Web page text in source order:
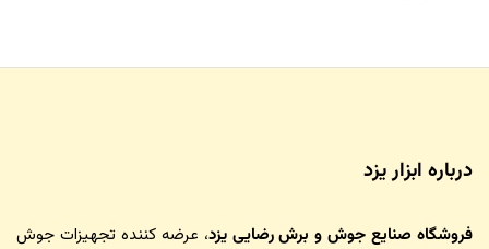
درباره ابزار یزد
فروشگاه صنایع جوش و برش رضایی یزد، عرضه کننده تجهیزات جوش